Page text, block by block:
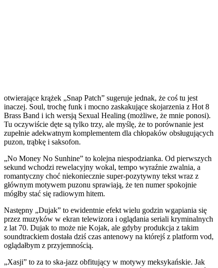
otwierające krążek „Snap Patch” sugeruje jednak, że coś tu jest
inaczej. Soul, trochę funk i mocno zaskakujące skojarzenia z Hot 8
Brass Band i ich wersją Sexual Healing (możliwe, że mnie ponosi).
Tu oczywiście dęte są tylko trzy, ale myślę, że to porównanie jest
zupełnie adekwatnym komplementem dla chłopaków obsługujących
puzon, trąbkę i saksofon.
„No Money No Sunhine” to kolejna niespodzianka. Od pierwszych
sekund wchodzi rewelacyjny wokal, tempo wyraźnie zwalnia, a
romantyczny choć niekoniecznie super-pozytywny tekst wraz z
głównym motywem puzonu sprawiają, że ten numer spokojnie
mógłby stać się radiowym hitem.
Następny „Dujak” to ewidentnie efekt wielu godzin wgapiania się
przez muzyków w ekran telewizora i oglądania seriali kryminalnych
z lat 70. Dujak to może nie Kojak, ale gdyby produkcja z takim
soundtrackiem dostała dziś czas antenowy na którejś z platform vod,
oglądałbym z przyjemnością.
„Xasji” to za to ska-jazz obfitujący w motywy meksykańskie. Jak